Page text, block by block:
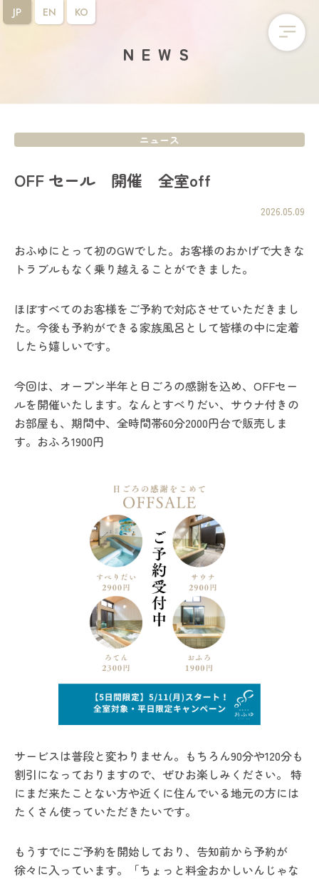
NEWS
ニュース
OFF セール 開催 全室off
2026.05.09
おふゆにとって初のGWでした。お客様のおかげで大きな
トラブルもなく乗り越えることができました。
ほぼすべてのお客様をご予約で対応させていただきまし
た。今後も予約ができる家族風呂として皆様の中に定着
したら嬉しいです。
今回は、オープン半年と日ごろの感謝を込め、OFFセー
ルを開催いたします。なんとすべりだい、サウナ付きの
お部屋も、期間中、全時間帯60分2000円台で販売しま
す。おふろ1900円
サービスは普段と変わりません。もちろん90分や120分も
割引になっておりますので、ぜひお楽しみください。 特
にまだ来たことない方や近くに住んでいる地元の方には
たくさん使っていただきたいです。
もうすでにご予約を開始しており、告知前から予約が
徐々に入っています。「ちょっと料金おかしいんじゃな
JP EN KO